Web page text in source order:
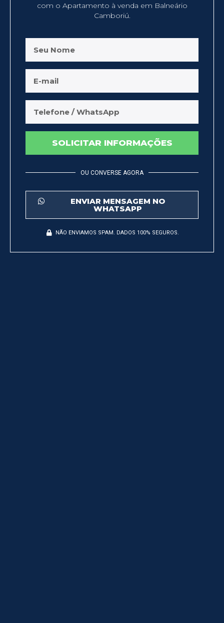
com o Apartamento à venda em Balneário
Camboriú.
SOLICITAR INFORMAÇÕES
OU CONVERSE AGORA
ENVIAR MENSAGEM NO
WHATSAPP
NÃO ENVIAMOS SPAM. DADOS 100% SEGUROS.